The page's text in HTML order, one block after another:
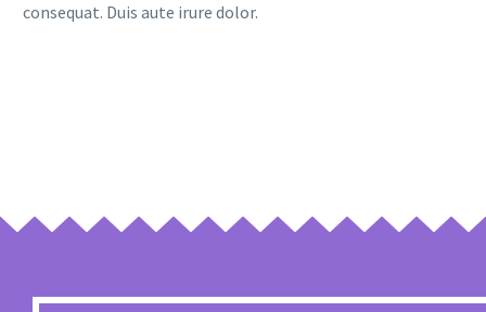
consequat. Duis aute irure dolor.